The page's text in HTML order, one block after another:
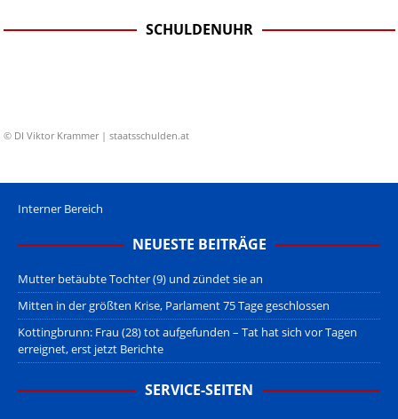
SCHULDENUHR
© DI Viktor Krammer | staatsschulden.at
Interner Bereich
NEUESTE BEITRÄGE
Mutter betäubte Tochter (9) und zündet sie an
Mitten in der größten Krise, Parlament 75 Tage geschlossen
Kottingbrunn: Frau (28) tot aufgefunden – Tat hat sich vor Tagen
erreignet, erst jetzt Berichte
SERVICE-SEITEN